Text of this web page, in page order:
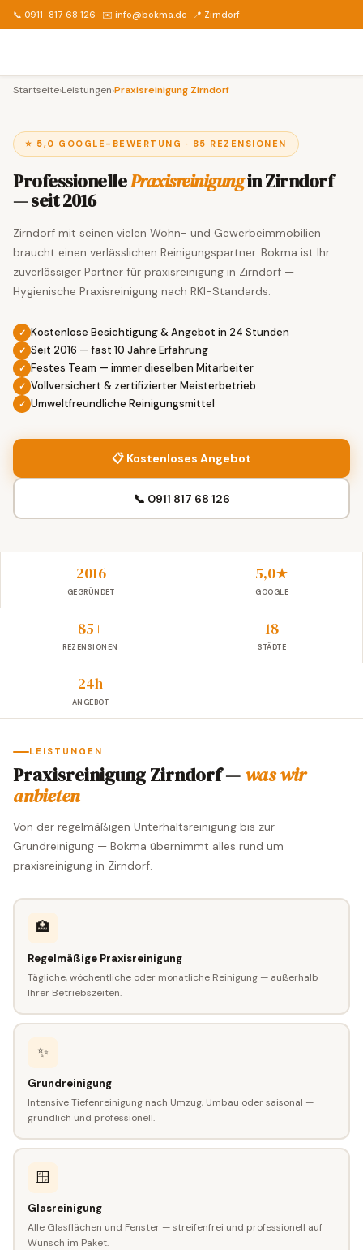
📞 0911–817 68 126 ✉️ info@bokma.de 📍 Zirndorf
Startseite›Leistungen›Praxisreinigung Zirndorf
⭐ 5,0 GOOGLE-BEWERTUNG · 85 REZENSIONEN
ProfessionellePraxisreinigungin Zirndorf
— seit 2016
Zirndorf mit seinen vielen Wohn- und Gewerbeimmobilien
braucht einen verlässlichen Reinigungspartner. Bokma ist Ihr
zuverlässiger Partner für praxisreinigung in Zirndorf —
Hygienische Praxisreinigung nach RKI-Standards.
Kostenlose Besichtigung & Angebot in 24 Stunden
Seit 2016 — fast 10 Jahre Erfahrung
Festes Team — immer dieselben Mitarbeiter
Vollversichert & zertifizierter Meisterbetrieb
Umweltfreundliche Reinigungsmittel
📋 Kostenloses Angebot
📞 0911 817 68 126
2016
GEGRÜNDET
5,0★
GOOGLE
85+
REZENSIONEN
18
STÄDTE
24h
ANGEBOT
LEISTUNGEN
Praxisreinigung Zirndorf —was wir
anbieten
Von der regelmäßigen Unterhaltsreinigung bis zur
Grundreinigung — Bokma übernimmt alles rund um
praxisreinigung in Zirndorf.
🏥
Regelmäßige Praxisreinigung
Tägliche, wöchentliche oder monatliche Reinigung — außerhalb
Ihrer Betriebszeiten.
✨
Grundreinigung
Intensive Tiefenreinigung nach Umzug, Umbau oder saisonal —
gründlich und professionell.
🪟
Glasreinigung
Alle Glasflächen und Fenster — streifenfrei und professionell auf
Wunsch im Paket.